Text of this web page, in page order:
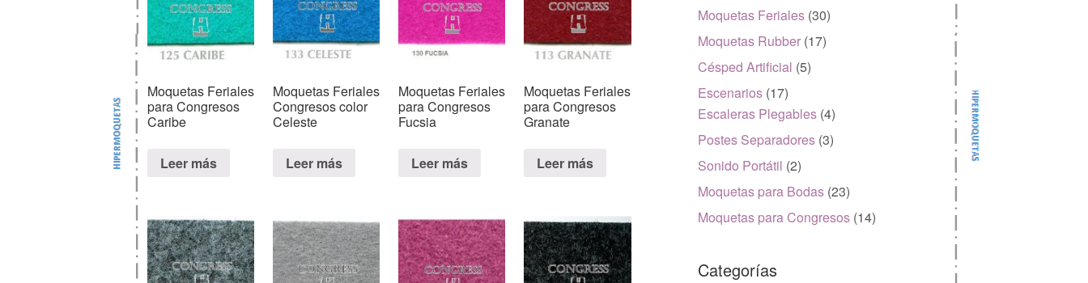
Moquetas Feriales
para Congresos
Caribe
Leer más
Moquetas Feriales
Congresos color
Celeste
Leer más
Moquetas Feriales
para Congresos
Fucsia
Leer más
Moquetas Feriales
para Congresos
Granate
Leer más
Moquetas Feriales (30)
Moquetas Rubber (17)
Césped Artificial (5)
Escenarios (17)
Escaleras Plegables (4)
Postes Separadores (3)
Sonido Portátil (2)
Moquetas para Bodas (23)
Moquetas para Congresos (14)
Categorías